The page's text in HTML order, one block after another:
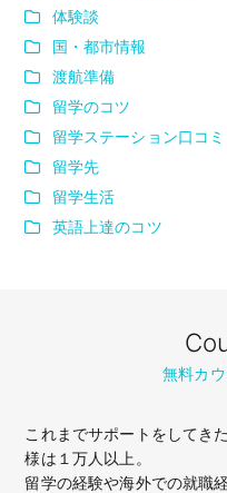
体験談
国・都市情報
渡航準備
留学のコツ
留学ステーション口コミ
留学先
留学生活
英語上達のコツ
無料カ
これまでサポートをしてき
様は１万人以上。
留学の経験や海外での就職